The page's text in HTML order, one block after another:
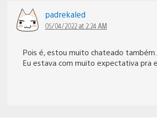
padrekaled
05/04/2022 at 2:24 AM
Pois é, estou muito chateado também.
Eu estava com muito expectativa pra